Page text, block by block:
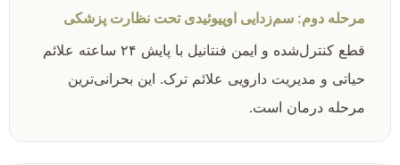
مرحله دوم: سم‌زدایی اوپیوئیدی تحت نظارت پزشکی
قطع کنترل‌شده و ایمن فنتانیل با پایش ۲۴ ساعته علائم
حیاتی و مدیریت دارویی علائم ترک. این بحرانی‌ترین
مرحله درمان است.